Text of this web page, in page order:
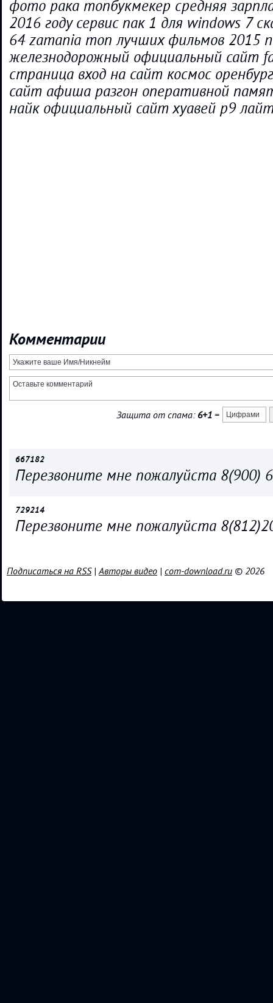
фото рака топбукмекер средняя
2016 году сервис пак 1 для windows 7
64 zamania топ лучших фильмов 2015
железнодорожный официальный сайт
страница вход на сайт космос
сайт афиша разгон оперативной
найк официальный сайт хуавей р9
Комментарии
Защита от спама: 6+1 =
667182
Перезвоните мне пожалуйста 8(900)
729214
Перезвоните мне пожалуйста
Подписаться на RSS|Авторы видео | com-download.ru © 2026